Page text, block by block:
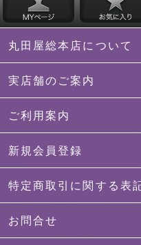
丸田屋総本店について
実店舗のご案内
ご利用案内
新規会員登録
特定商取引に関する表
お問合せ